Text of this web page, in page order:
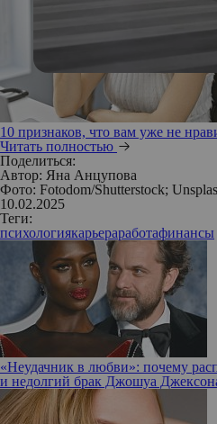
10 признаков, что вам уже не
Читать полностью
Поделиться:
Автор: Яна Анцупова
Фото: Fotodom/Shutterstock;
10.02.2025
Теги:
психологиякарьераработафинансы
«Неудачник в любви»: почему
и недолгий брак Джошуа